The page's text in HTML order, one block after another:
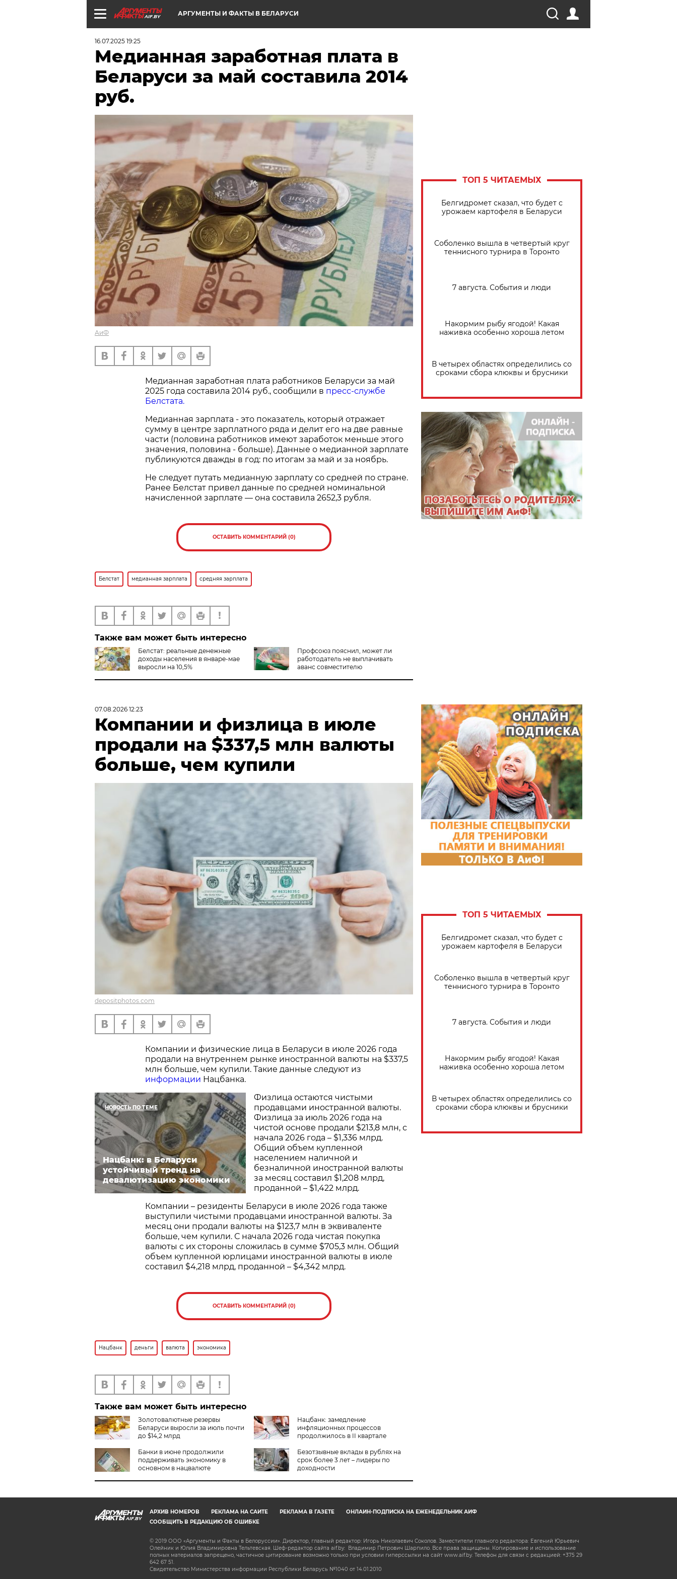
AIF.BY АРГУМЕНТЫ И ФАКТЫ В БЕЛАРУСИ
16.07.2025 19:25
Медианная заработная плата в
Беларуси за май составила 2014
руб.
АиФ
Медианная заработная плата работников Беларуси за май
2025 года составила 2014 руб., сообщили в пресс-службе
Белстата.
Медианная зарплата - это показатель, который отражает
сумму в центре зарплатного ряда и делит его на две равные
части (половина работников имеют заработок меньше этого
значения, половина - больше). Данные о медианной зарплате
публикуются дважды в год: по итогам за май и за ноябрь.
Не следует путать медианную зарплату со средней по стране.
Ранее Белстат привел данные по средней номинальной
начисленной зарплате — она составила 2652,3 рубля.
ОСТАВИТЬ КОММЕНТАРИЙ (0)
Белстат медианная зарплата средняя зарплата
Также вам может быть интересно
Белстат: реальные денежные
доходы населения в январе-мае
выросли на 10,5%
Профсоюз пояснил, может ли
работодатель не выплачивать
аванс совместителю
ТОП 5 ЧИТАЕМЫХ
Белгидромет сказал, что будет с
урожаем картофеля в Беларуси
Соболенко вышла в четвертый круг
теннисного турнира в Торонто
7 августа. События и люди
Накормим рыбу ягодой! Какая
наживка особенно хороша летом
В четырех областях определились со
сроками сбора клюквы и брусники
07.08.2026 12:23
Компании и физлица в июле
продали на $337,5 млн валюты
больше, чем купили
depositphotos.com
Компании и физические лица в Беларуси в июле 2026 года
продали на внутреннем рынке иностранной валюты на $337,5
млн больше, чем купили. Такие данные следуют из
информации Нацбанка.
НОВОСТЬ ПО ТЕМЕ
Нацбанк: в Беларуси
устойчивый тренд на
девалютизацию экономики
Физлица остаются чистыми
продавцами иностранной валюты.
Физлица за июль 2026 года на
чистой основе продали $213,8 млн, с
начала 2026 года – $1,336 млрд.
Общий объем купленной
населением наличной и
безналичной иностранной валюты
за месяц составил $1,208 млрд,
проданной – $1,422 млрд.
Компании – резиденты Беларуси в июле 2026 года также
выступили чистыми продавцами иностранной валюты. За
месяц они продали валюты на $123,7 млн в эквиваленте
больше, чем купили. С начала 2026 года чистая покупка
валюты с их стороны сложилась в сумме $705,3 млн. Общий
объем купленной юрлицами иностранной валюты в июле
составил $4,218 млрд, проданной – $4,342 млрд.
ОСТАВИТЬ КОММЕНТАРИЙ (0)
Нацбанк деньги валюта экономика
Также вам может быть интересно
Золотовалютные резервы
Беларуси выросли за июль почти
до $14,2 млрд
Нацбанк: замедление
инфляционных процессов
продолжилось в II квартале
Банки в июне продолжили
поддерживать экономику в
основном в нацвалюте
Безотзывные вклады в рублях на
срок более 3 лет – лидеры по
доходности
ТОП 5 ЧИТАЕМЫХ
Белгидромет сказал, что будет с
урожаем картофеля в Беларуси
Соболенко вышла в четвертый круг
теннисного турнира в Торонто
7 августа. События и люди
Накормим рыбу ягодой! Какая
наживка особенно хороша летом
В четырех областях определились со
сроками сбора клюквы и брусники
AIF.BY
АРХИВ НОМЕРОВ РЕКЛАМА НА САЙТЕ РЕКЛАМА В ГАЗЕТЕ
ОНЛАЙН-ПОДПИСКА НА ЕЖЕНЕДЕЛЬНИК АИФ
СООБЩИТЬ В РЕДАКЦИЮ ОБ ОШИБКЕ
© 2019 ООО «Аргументы и Факты в Белоруссии». Директор, главный редактор: Игорь Николаевич Соколов. Заместители главного редактора: Евгений Юрьевич
Олейник и Юлия Владимировна Тельтевская. Шеф-редактор сайта aif.by: Владимир Петрович Шарпило. Все права защищены. Копирование и использование
полных материалов запрещено, частичное цитирование возможно только при условии гиперссылки на сайт www.aif.by. Телефон для связи с редакцией: +375 29
642 67 51.
Свидетельство Министерства информации Республики Беларусь №1040 от 14.01.2010